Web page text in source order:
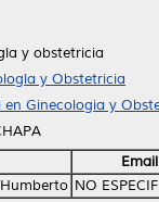
y obstetricia
y Obstetricia
Ginecologia y
Email
NO